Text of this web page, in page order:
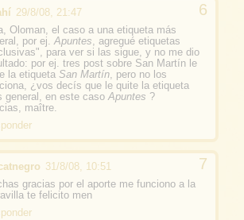
29/8/08, 21:47
Oloman, el caso a una etiqueta más
por ej.Apuntes, agregué etiquetas
para ver si las sigue, y no me dio
por ej. tres post sobre San Martín le
la etiqueta San Martín, pero no los
¿vos decís que le quite la etiqueta
general, en este casoApuntes ?
maître.
31/8/08, 10:51
gracias por el aporte me funciono a la
te felicito men